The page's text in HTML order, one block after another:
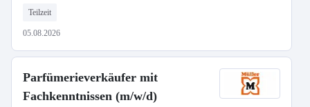
Teilzeit
05.08.2026
Parfümerieverkäufer mit
Fachkenntnissen (m/w/d)